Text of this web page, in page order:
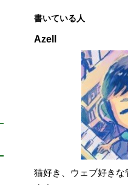
書いている人
Azell
猫好き、ウェブ好き